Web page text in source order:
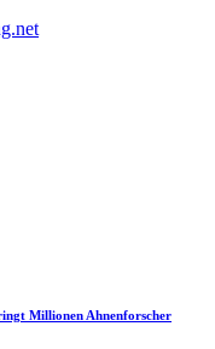
Millionen Ahnenforscher